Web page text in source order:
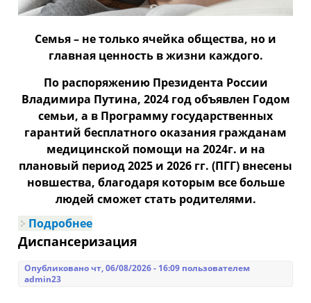
Семья – не только ячейка общества, но и
главная ценность в жизни каждого.
По распоряжению Президента России
Владимира Путина, 2024 год объявлен Годом
семьи, а в Программу государственных
гарантий бесплатного оказания гражданам
медицинской помощи на 2024г. и на
плановый период 2025 и 2026 гг. (ПГГ) внесены
новшества, благодаря которым все больше
людей сможет стать родителями.
Подробнее
и женщин
Диспансеризация
Опубликовано чт, 06/08/2026 - 16:09 пользователем
admin23